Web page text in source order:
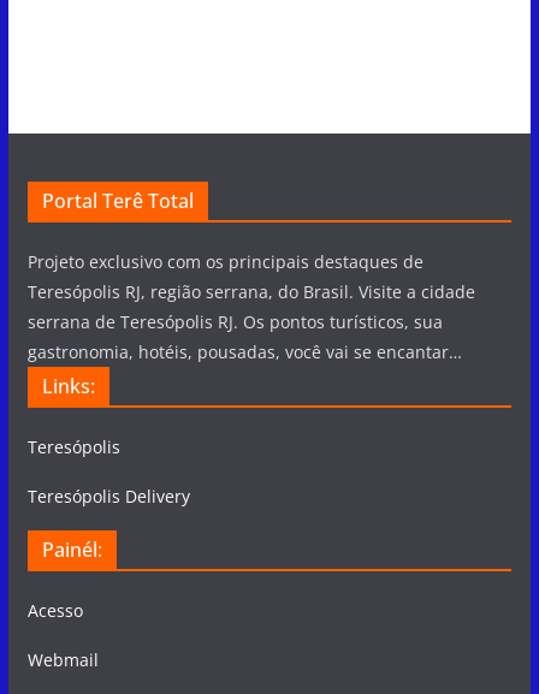
Portal Terê Total
Projeto exclusivo com os principais destaques de
Teresópolis RJ, região serrana, do Brasil. Visite a cidade
serrana de Teresópolis RJ. Os pontos turísticos, sua
gastronomia, hotéis, pousadas, você vai se encantar…
Links:
Teresópolis
Teresópolis Delivery
Painél:
Acesso
Webmail